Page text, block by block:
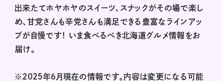
出来たてホヤホヤのスイーツ、スナックがその場で楽し
め、甘党さんも辛党さんも満足できる豊富なラインアッ
プが自慢です！ いま食べるべき北海道グルメ情報をお
届け。
※2025年６月現在の情報です。内容は変更になる可能